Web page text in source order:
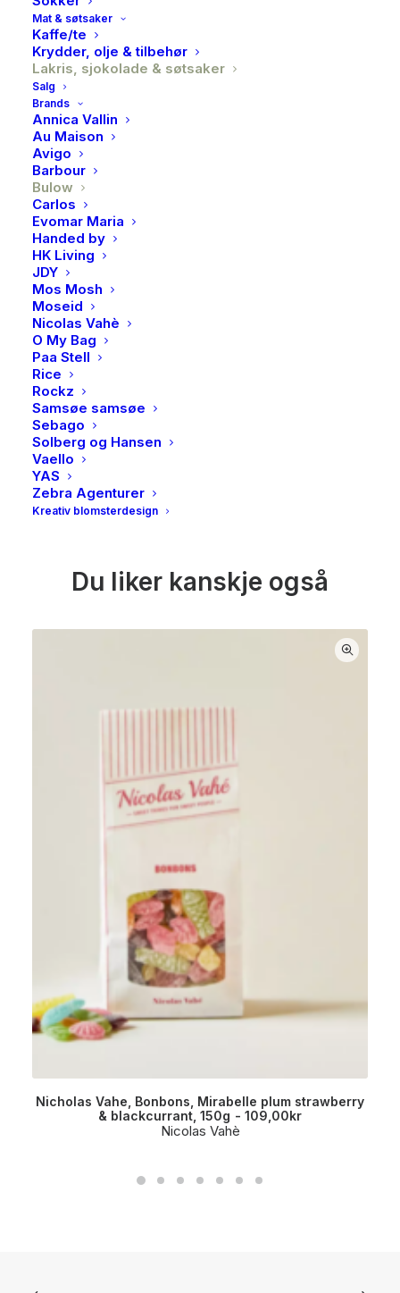
Mat & søtsaker
Kaffe/te
Krydder, olje & tilbehør
Lakris, sjokolade & søtsaker
Salg
Brands
Annica Vallin
Au Maison
Avigo
Barbour
Bulow
Carlos
Evomar Maria
Handed by
HK Living
JDY
Mos Mosh
Moseid
Nicolas Vahè
O My Bag
Paa Stell
Rice
Rockz
Samsøe samsøe
Sebago
Solberg og Hansen
Vaello
YAS
Zebra Agenturer
Kreativ blomsterdesign
binder det hele sammen og gir deg en utrolig
smaksopplevelse av ekte dansk kjærlighet.
Utsolgt
Produktnummer
Kategori
Brand
BESKRIVELSE
Oppdag en søt synergi mellom smaksrike røde
jordbær, hvit myk fløte og søt lakris. Hvit sjokolade
binder det hele sammen og gir deg en utrolig
smaksopplevelse av ekte dansk kjærlighet.
Du liker kanskje også
Nicholas Vahe, Bonbons, Mirabelle plum strawberry
& blackcurrant, 150g
109,00kr
Nicolas Vahè